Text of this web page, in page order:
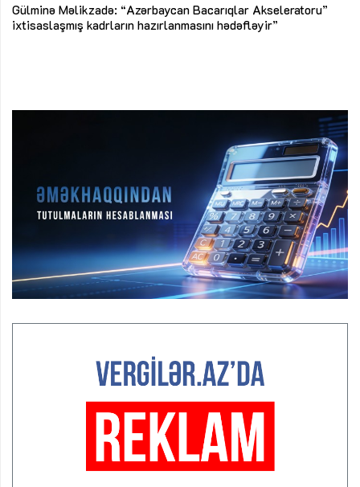
Gülminə Məlikzadə: “Azərbaycan Bacarıqlar Akseleratoru”
ixtisaslaşmış kadrların hazırlanmasını hədəfləyir”